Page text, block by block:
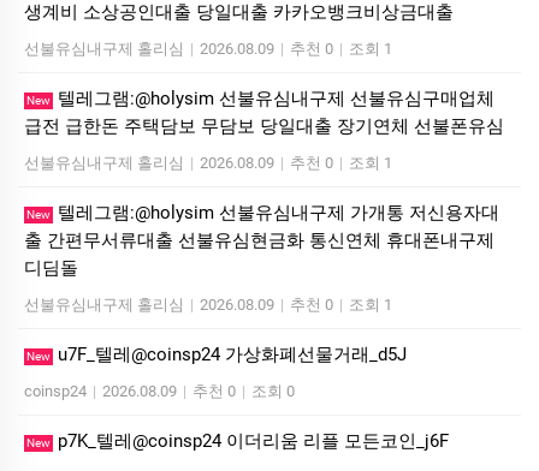
생계비 소상공인대출 당일대출 카카오뱅크비상금대출
선불유심내구제 홀리심 | 2026.08.09 | 추천 0 | 조회 1
New
텔레그램:@holysim 선불유심내구제 선불유심구매업체
급전 급한돈 주택담보 무담보 당일대출 장기연체 선불폰유심
선불유심내구제 홀리심 | 2026.08.09 | 추천 0 | 조회 1
New
텔레그램:@holysim 선불유심내구제 가개통 저신용자대
출 간편무서류대출 선불유심현금화 통신연체 휴대폰내구제
디딤돌
선불유심내구제 홀리심 | 2026.08.09 | 추천 0 | 조회 1
New u7F_텔레@coinsp24 가상화폐선물거래_d5J
coinsp24 | 2026.08.09 | 추천 0 | 조회 0
New p7K_텔레@coinsp24 이더리움 리플 모든코인_j6F